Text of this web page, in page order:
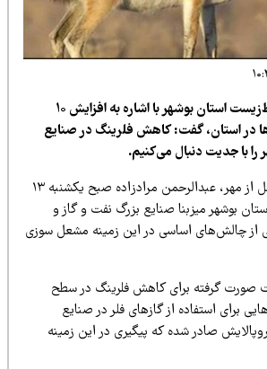
مدیرکل حفاظت محیط‌زیست استان بوشهر با اشاره به افزایش ۱۰
گفت: کاهش فلرینگ در صنایع
جدیت دنبال می‌کنیم.
به گزارش پیام ما به نقل از مهر، عبدالرحمن مرادزاده صبح یکشنبه ۱۳
میزبنا صنایع بزرگ نفت و گاز و
اساسی در این زمینه مشعل سوزی
گرفته برای کاهش فلرینگ در سطح
استفاده از گازهای فلر در صنایع
صادر شده که پیگیری در این زمینه